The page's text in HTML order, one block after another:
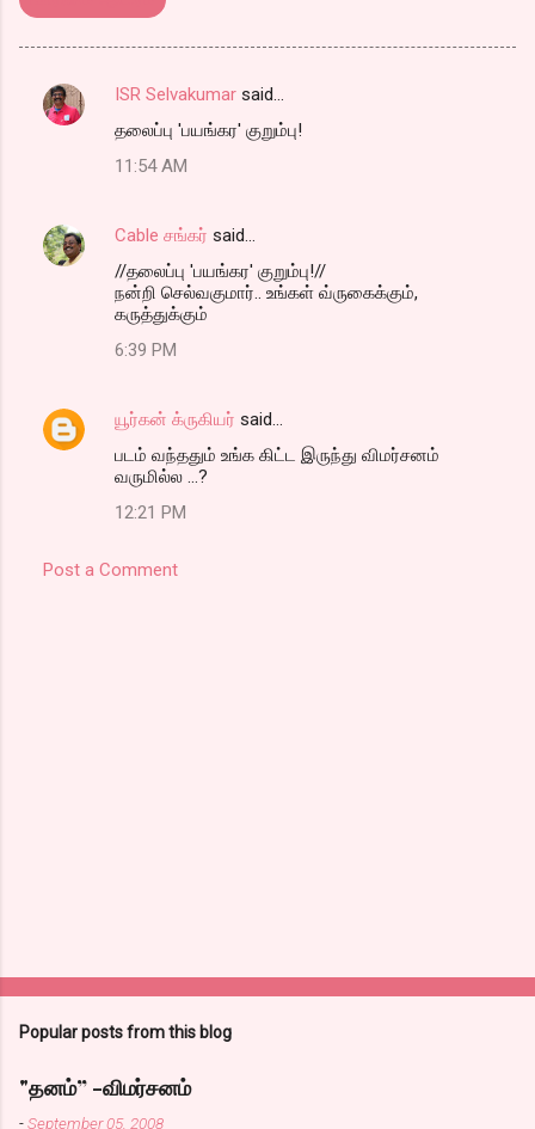
C
e
ISR Selvakumar said…
தலைப்பு 'பயங்கர' குறும்பு!
11:54 AM
Cable சங்கர் said…
//தலைப்பு 'பயங்கர' குறும்பு!//
நன்றி செல்வகுமார்.. உங்கள் வ்ருகைக்கும்,
கருத்துக்கும்
6:39 PM
யூர்கன் க்ருகியர் said…
படம் வந்ததும் உங்க கிட்ட இருந்து விமர்சனம்
வருமில்ல ...?
12:21 PM
Post a Comment
Popular posts from this blog
"தனம்” -விமர்சனம்
-September 05, 2008